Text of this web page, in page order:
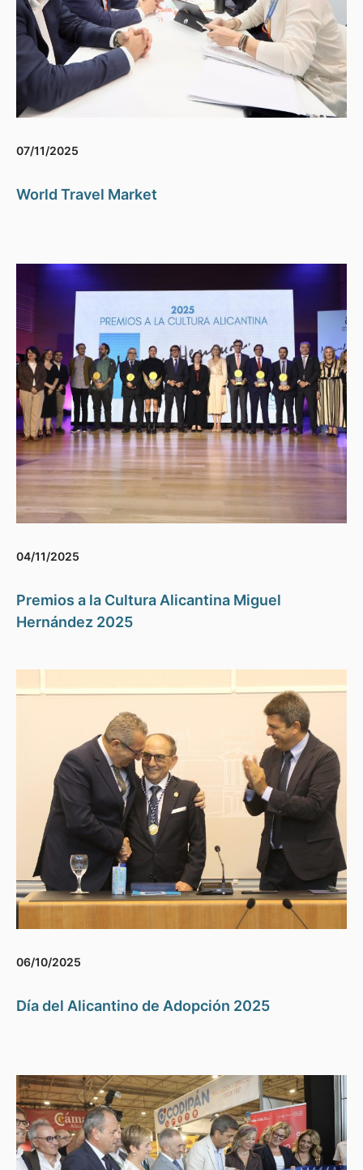
07/11/2025
World Travel Market
04/11/2025
Premios a la Cultura Alicantina Miguel
Hernández 2025
06/10/2025
Día del Alicantino de Adopción 2025